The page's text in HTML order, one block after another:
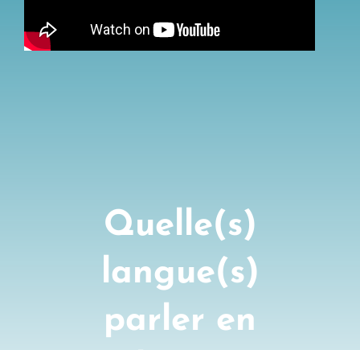
Quelle(s)
langue(s)
parler en